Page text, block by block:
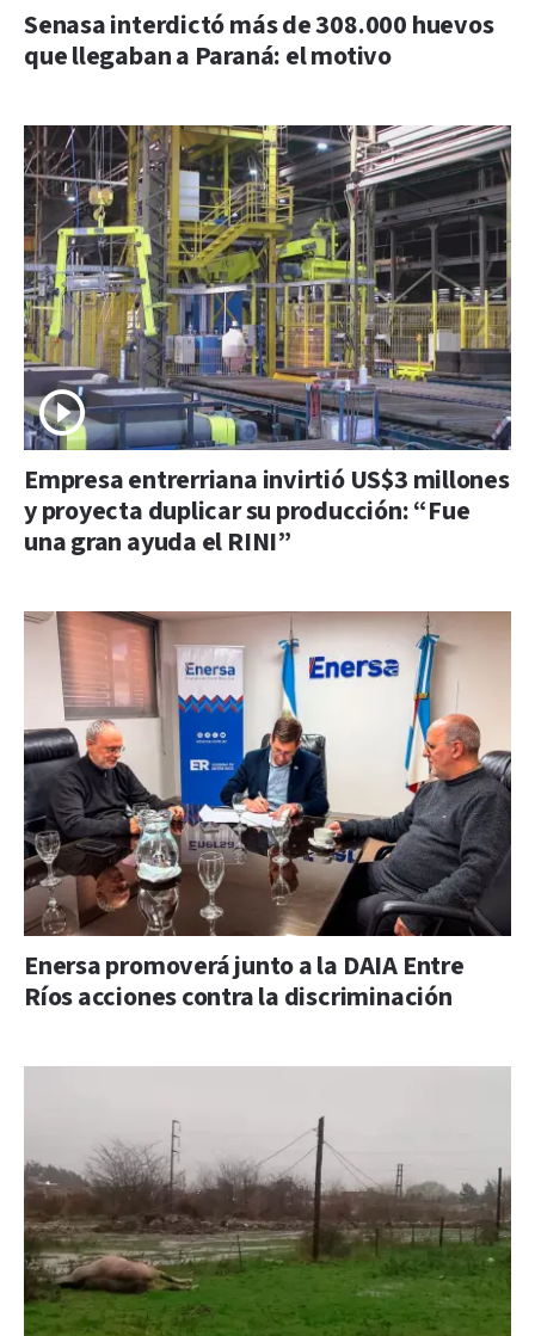
Senasa interdictó más de 308.000 huevos
que llegaban a Paraná: el motivo
Empresa entrerriana invirtió US$3 millones
y proyecta duplicar su producción: “Fue
una gran ayuda el RINI”
Enersa promoverá junto a la DAIA Entre
Ríos acciones contra la discriminación